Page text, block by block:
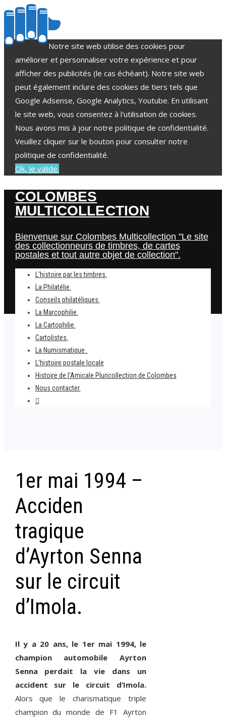
Notre site web utilise des cookies pour
améliorer et personnaliser votre expérience et pour
afficher des publicités (le cas échéant). Notre site web
peut également inclure des cookies de tiers tels que
Google Adsense, Google Analytics, Youtube. En utilisant
le site web, vous consentez à l'utilisation de cookies.
Nous avons mis à jour notre politique de confidentialité.
Veuillez cliquer sur le bouton pour consulter notre
politique de confidentialité.
Ok, Je valide.
COLOMBES
MULTICOLLECTION
Bienvenue sur Colombes Multicollection "Le site
des collectionneurs de timbres, de cartes
postales et tout autre objet de collection".
L’histoire par les timbres.
La Philatélie.
Conseils philatéliques.
La Marcophilie.
La Cartophilie.
Cartolistes.
La Numismatique .
L’histoire postale locale
Histoire de l’Amicale Pluricollection de Colombes
Nous contacter.
Home
1er mai 1994 – Acciden tragique d’Ayrton Senna
sur le circuit d’Imola.
1er mai 1994 –
Acciden
tragique
d’Ayrton Senna
sur le circuit
d’Imola.
Il y a 20 ans, le 1er mai 1994, le
champion automobile Ayrton
Senna perdait la vie dans un
accident sur le circuit d’Imola.
Alors que le charismatique triple
champion du monde de F1 Ayrton